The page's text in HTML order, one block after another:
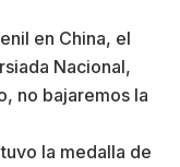
en China, el
Nacional,
no bajaremos la
la medalla de